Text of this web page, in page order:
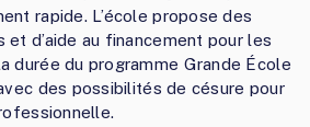
rapide. L’école propose des
d’aide au financement pour les
durée du programme Grande École
des possibilités de césure pour